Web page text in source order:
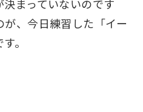
まっていないのです
、今日練習した「イー
。